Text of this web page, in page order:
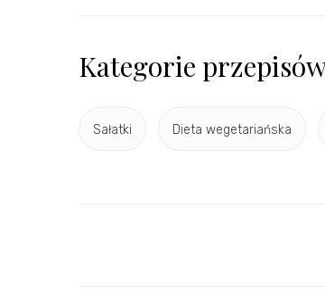
Kategorie
Sałatki Dieta wegetariańska